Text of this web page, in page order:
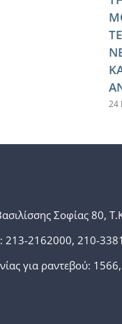
24
Σοφίας 80,
213-2162000, 210-
για ραντεβού: